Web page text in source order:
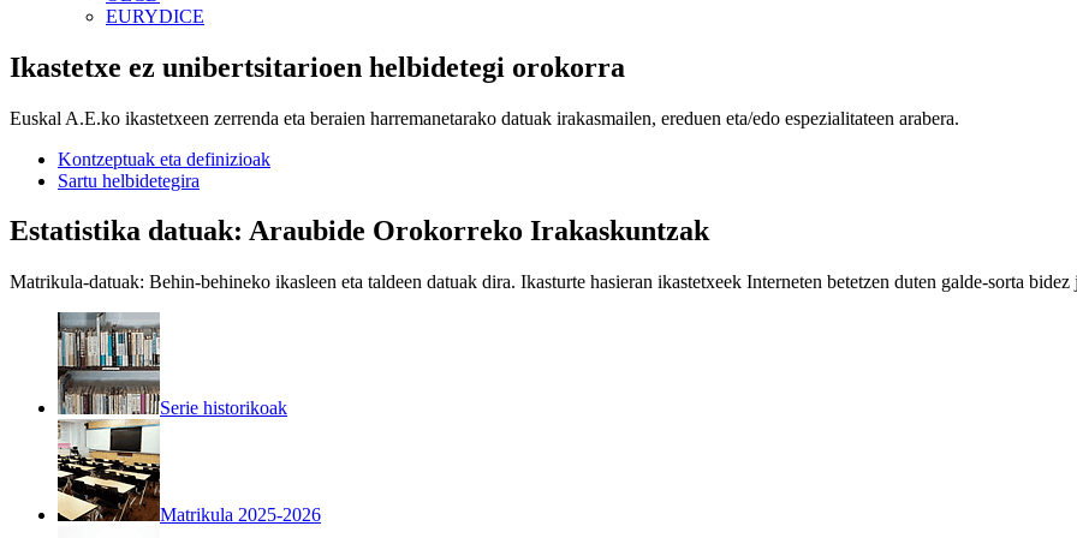
EURYDICE
Ikastetxe ez unibertsitarioen helbidetegi orokorra
Euskal A.E.ko ikastetxeen zerrenda eta beraien harremanetarako datuak irakasmailen, ereduen eta/edo espezialitateen arabera.
Kontzeptuak eta definizioak
Sartu helbidetegira
Estatistika datuak: Araubide Orokorreko Irakaskuntzak
Matrikula-datuak: Behin-behineko ikasleen eta taldeen datuak dira. Ikasturte hasieran ikastetxeek Interneten betetzen duten galde-sorta bidez
Serie historikoak
Matrikula 2025-2026